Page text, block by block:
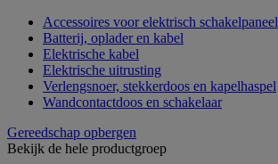
Accessoires voor elektrisch schakelpaneel
Batterij, oplader en kabel
Elektrische kabel
Elektrische uitrusting
Verlengsnoer, stekkerdoos en kapelhaspel
Wandcontactdoos en schakelaar
Gereedschap opbergen
Bekijk de hele productgroep